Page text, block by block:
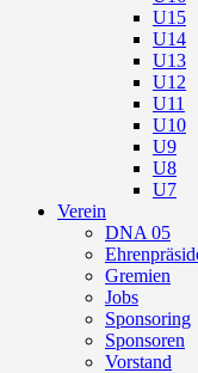
U15
U14
U13
U12
U11
U10
U9
U8
U7
Verein
DNA 05
Gremien
Jobs
Sponsoring
Sponsoren
Vorstand